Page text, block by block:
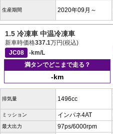
生産期間 2020年09月～
1.5 冷凍車 中温冷凍車
新車時価格337.1万円(税込)
JC08
-km/L
満タンでどこまで走る？
-km
排気量 1496cc
ミッション インパネ4AT
最大出力 97ps/6000rpm